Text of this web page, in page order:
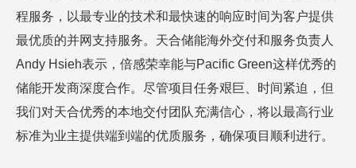
程服务，以最专业的技术和最快速的响应时间为客户提供
最优质的并网支持服务。天合储能海外交付和服务负责人
Andy Hsieh表示，倍感荣幸能与Pacific Green这样优秀的
储能开发商深度合作。尽管项目任务艰巨、时间紧迫，但
我们对天合优秀的本地交付团队充满信心，将以最高行业
标准为业主提供端到端的优质服务，确保项目顺利进行。